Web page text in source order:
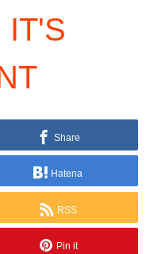
IT'S
Share
Hatena
RSS
Pin it